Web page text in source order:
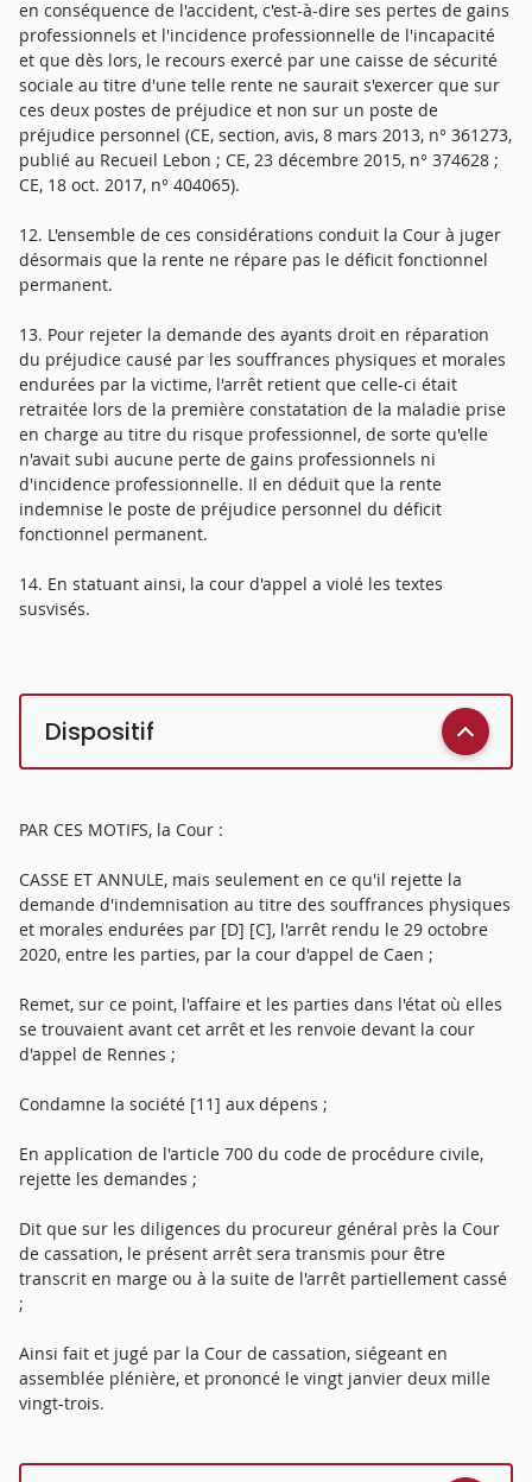
en conséquence de l'accident, c'est-à-dire ses pertes de gains
professionnels et l'incidence professionnelle de l'incapacité
et que dès lors, le recours exercé par une caisse de sécurité
sociale au titre d'une telle rente ne saurait s'exercer que sur
ces deux postes de préjudice et non sur un poste de
préjudice personnel (CE, section, avis, 8 mars 2013, n° 361273,
publié au Recueil Lebon ; CE, 23 décembre 2015, n° 374628 ;
CE, 18 oct. 2017, n° 404065).
12. L'ensemble de ces considérations conduit la Cour à juger
désormais que la rente ne répare pas le déficit fonctionnel
permanent.
13. Pour rejeter la demande des ayants droit en réparation
du préjudice causé par les souffrances physiques et morales
endurées par la victime, l'arrêt retient que celle-ci était
retraitée lors de la première constatation de la maladie prise
en charge au titre du risque professionnel, de sorte qu'elle
n'avait subi aucune perte de gains professionnels ni
d'incidence professionnelle. Il en déduit que la rente
indemnise le poste de préjudice personnel du déficit
fonctionnel permanent.
14. En statuant ainsi, la cour d'appel a violé les textes
susvisés.
Dispositif
PAR CES MOTIFS, la Cour :
CASSE ET ANNULE, mais seulement en ce qu'il rejette la
demande d'indemnisation au titre des souffrances physiques
et morales endurées par [D] [C], l'arrêt rendu le 29 octobre
2020, entre les parties, par la cour d'appel de Caen ;
Remet, sur ce point, l'affaire et les parties dans l'état où elles
se trouvaient avant cet arrêt et les renvoie devant la cour
d'appel de Rennes ;
Condamne la société [11] aux dépens ;
En application de l'article 700 du code de procédure civile,
rejette les demandes ;
Dit que sur les diligences du procureur général près la Cour
de cassation, le présent arrêt sera transmis pour être
transcrit en marge ou à la suite de l'arrêt partiellement cassé
;
Ainsi fait et jugé par la Cour de cassation, siégeant en
assemblée plénière, et prononcé le vingt janvier deux mille
vingt-trois.